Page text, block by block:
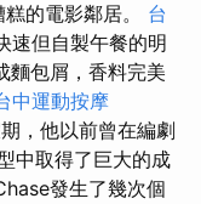
的電影鄰居。 台
速但自製午餐的明
麵包屑，香料完美
中運動按摩
，他以前曾在編劇
中取得了巨大的成
發生了幾次個